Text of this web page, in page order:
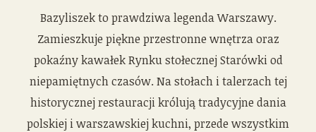
Bazyliszek to prawdziwa legenda Warszawy.
Zamieszkuje piękne przestronne wnętrza oraz
pokaźny kawałek Rynku stołecznej Starówki od
niepamiętnych czasów. Na stołach i talerzach tej
historycznej restauracji królują tradycyjne dania
polskiej i warszawskiej kuchni, przede wszystkim